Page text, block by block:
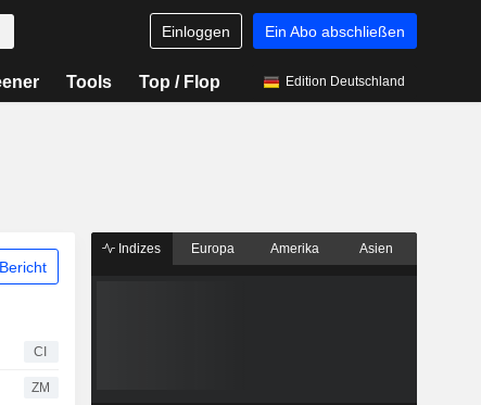
Einloggen Ein Abo abschließen
Tools Top / Flop Edition Deutschland
CI
ZM
Indizes Europa Amerika Asien